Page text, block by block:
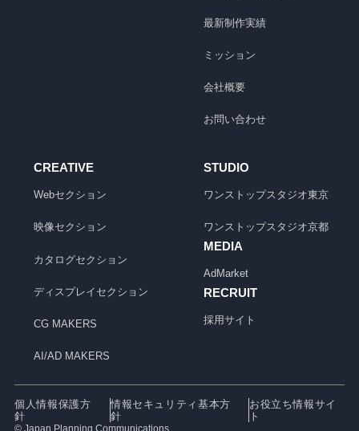
最新制作実績
ミッション
会社概要
お問い合わせ
CREATIVE
Webセクション
映像セクション
カタログセクション
ディスプレイセクション
CG MAKERS
AI/AD MAKERS
STUDIO
ワンストップスタジオ東京
ワンストップスタジオ京都
MEDIA
AdMarket
RECRUIT
採用サイト
個人情報保護方
針
情報セキュリティ基本方
針
お役立ち情報サイ
ト
© Japan Planning Communications